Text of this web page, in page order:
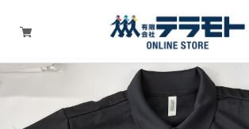
ピックアップアイテム